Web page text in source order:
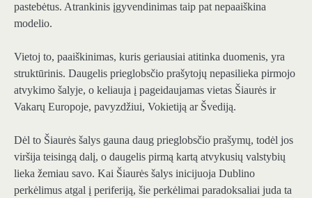
pastebėtus. Atrankinis įgyvendinimas taip pat nepaaiškina
modelio.
Vietoj to, paaiškinimas, kuris geriausiai atitinka duomenis, yra
struktūrinis. Daugelis prieglobsčio prašytojų nepasilieka pirmojo
atvykimo šalyje, o keliauja į pageidaujamas vietas Šiaurės ir
Vakarų Europoje, pavyzdžiui, Vokietiją ar Švediją.
Dėl to Šiaurės šalys gauna daug prieglobsčio prašymų, todėl jos
viršija teisingą dalį, o daugelis pirmą kartą atvykusių valstybių
lieka žemiau savo. Kai Šiaurės šalys inicijuoja Dublino
perkėlimus atgal į periferiją, šie perkėlimai paradoksaliai juda ta